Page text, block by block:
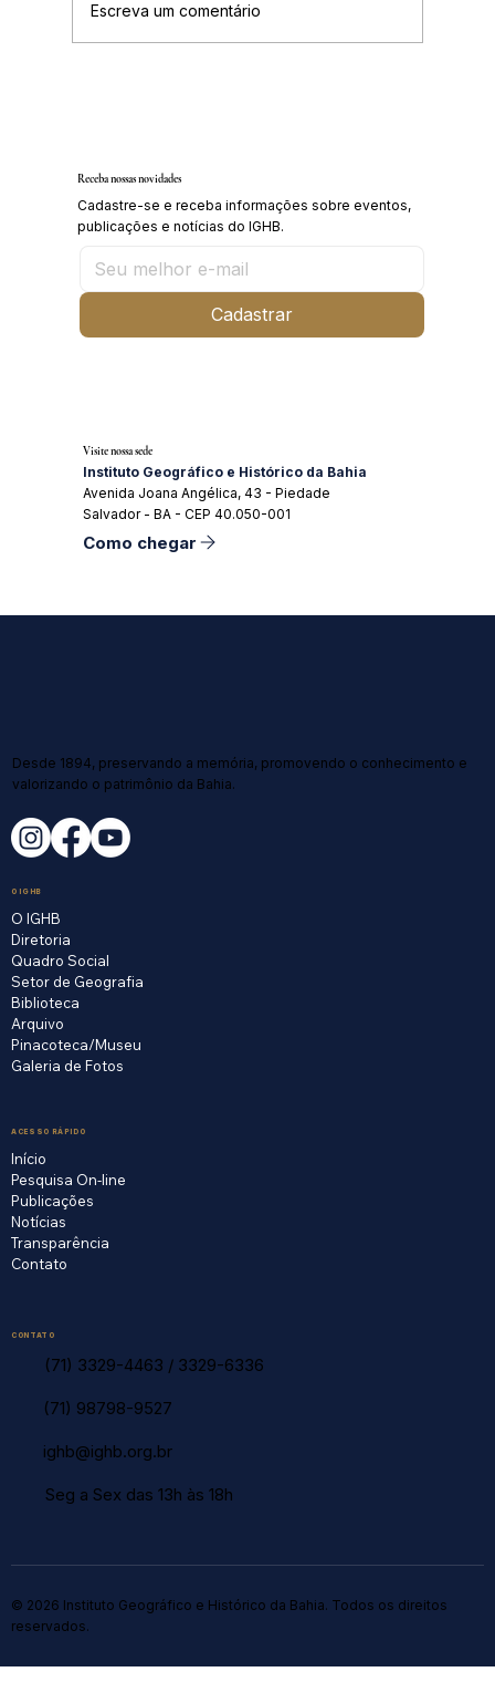
Escreva um comentário
Receba nossas novidades
Cadastre-se e receba informações sobre eventos,
publicações e notícias do IGHB.
Cadastrar
Visite nossa sede
Instituto Geográfico e Histórico da Bahia
Avenida Joana Angélica, 43 - Piedade
Salvador - BA - CEP 40.050-001
Como chegar
Desde 1894, preservando a memória, promovendo o conhecimento e
valorizando o patrimônio da Bahia.
O IGHB
O IGHB
Diretoria
Quadro Social
Setor de Geografia
Biblioteca
Arquivo
Pinacoteca/Museu
Galeria de Fotos
ACESSO RÁPIDO
Início
Pesquisa On-line
Publicações
Notícias
Transparência
Contato
CONTATO
(71) 3329-4463 / 3329-6336
(71) 98798-9527
ighb@ighb.org.br
Seg a Sex das 13h às 18h
© 2026 Instituto Geográfico e Histórico da Bahia. Todos os direitos
reservados.